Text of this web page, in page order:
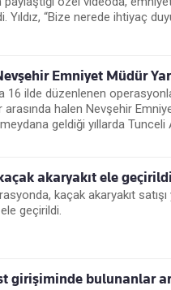
“Bize nerede ihtiyaç
Emniyet Müdür
ilde düzenlenen
halen Nevşehir
geldiği yıllarda Tunceli
akaryakıt ele geçirildi
kaçak akaryakıt
geçirildi.
girişiminde bulunanlar